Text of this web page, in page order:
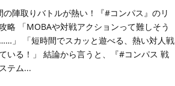
の陣取りバトルが熱い！『#コンパス』のリ
略 「MOBAや対戦アクションって難しそう
」 「短時間でスカッと遊べる、熱い対人戦
いる！」 結論から言うと、『#コンパス 戦
テム...